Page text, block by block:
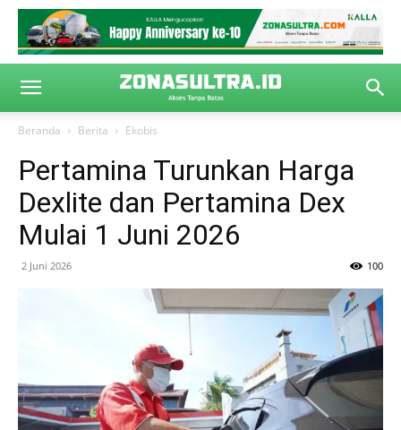
Beranda Berita Ekobis
Pertamina Turunkan Harga
Dexlite dan Pertamina Dex
Mulai 1 Juni 2026
2 Juni 2026 100